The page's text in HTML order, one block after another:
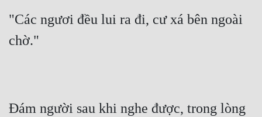
"Các ngươi đều lui ra đi, cư xá bên ngoài
chờ."
Đám người sau khi nghe được, trong lòng